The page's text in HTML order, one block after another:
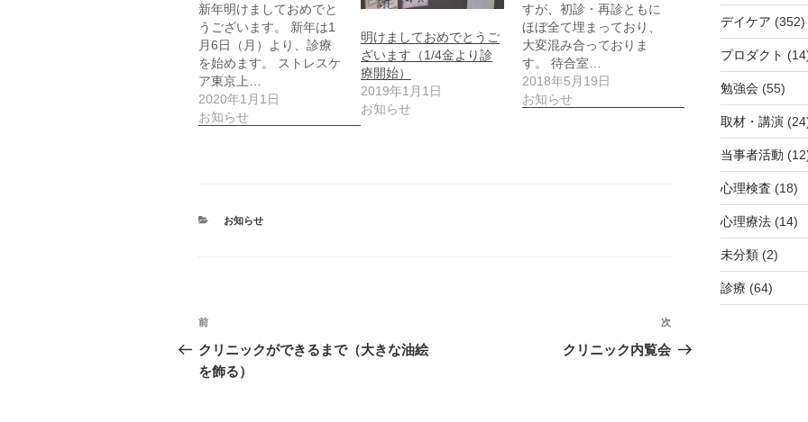
新年明けましておめでと
うございます。 新年は1
月6日（月）より、診療
を始めます。 ストレスケ
ア東京上…
2020年1月1日
お知らせ
明けましておめでとうご
ざいます（1/4金より診
療開始）
2019年1月1日
お知らせ
すが、初診・再診ともに
ほぼ全て埋まっており、
大変混み合っておりま
す。 待合室…
2018年5月19日
お知らせ
カ
お知らせ
投
稿
ナ
前
の
投
前
クリニックができるまで（大きな油絵
を飾る）
次
の
次
クリニック内覧会
デイケア (352)
プロダクト
勉強会(55)
取材・講演
当事者活動
心理検査 (18)
心理療法(14)
未分類(2)
診療 (64)